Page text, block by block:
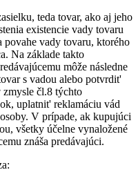
teda tovar, ako aj jeho
existencie vady tovaru
vady tovaru, ktorého
Na základe takto
môže následne
s vadou alebo potvrdit'
zmysle čl.8 týchto
uplatnit' reklamáciu vád
V prípade, ak kupujúci
všetky účelne vynaložené
znáša predávajúci.